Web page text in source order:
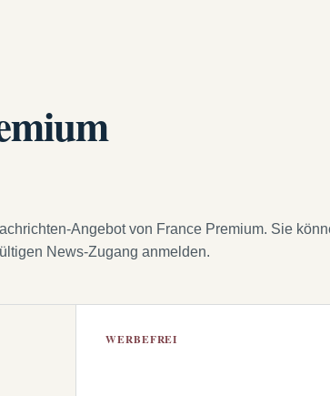
Angebot von France Premium. Sie
News-Zugang anmelden.
WERBEFREI